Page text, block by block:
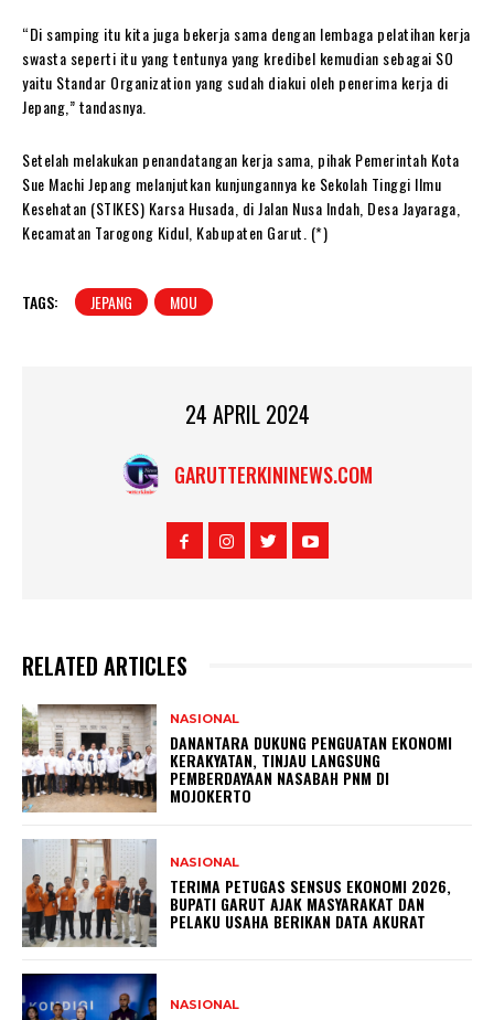
“Di samping itu kita juga bekerja sama dengan lembaga pelatihan kerja
swasta seperti itu yang tentunya yang kredibel kemudian sebagai SO
yaitu Standar Organization yang sudah diakui oleh penerima kerja di
Jepang,” tandasnya.
Setelah melakukan penandatangan kerja sama, pihak Pemerintah Kota
Sue Machi Jepang melanjutkan kunjungannya ke Sekolah Tinggi Ilmu
Kesehatan (STIKES) Karsa Husada, di Jalan Nusa Indah, Desa Jayaraga,
Kecamatan Tarogong Kidul, Kabupaten Garut. (*)
TAGS: JEPANG MOU
24 APRIL 2024
GARUTTERKININEWS.COM
RELATED ARTICLES
NASIONAL
DANANTARA DUKUNG PENGUATAN EKONOMI
KERAKYATAN, TINJAU LANGSUNG
PEMBERDAYAAN NASABAH PNM DI
MOJOKERTO
NASIONAL
TERIMA PETUGAS SENSUS EKONOMI 2026,
BUPATI GARUT AJAK MASYARAKAT DAN
PELAKU USAHA BERIKAN DATA AKURAT
NASIONAL